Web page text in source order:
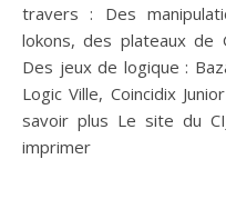
travers : Des
lokons, des plateaux de
Des jeux de logique :
Logic Ville, Coincidix
savoir plus Le site du
imprimer